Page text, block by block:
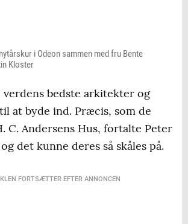
i Odeon sammen med fru Bente
Kloster
verdens bedste arkitekter og
at byde ind. Præcis, som de
C. Andersens Hus, fortalte Peter
det kunne deres så skåles på.
FORTSÆTTER EFTER ANNONCEN